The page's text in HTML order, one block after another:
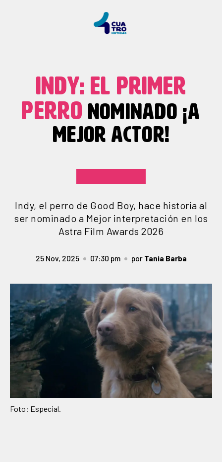
INDY: EL PRIMER
PERRO NOMINADO ¡A
MEJOR ACTOR!
Indy, el perro de Good Boy, hace historia al
ser nominado a Mejor interpretación en los
Astra Film Awards 2026
25 Nov, 2025 07:30 pm por Tania Barba
Foto: Especial.